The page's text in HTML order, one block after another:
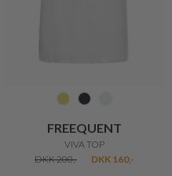
FREEQUENT
VIVA TOP
DKK 200,-
DKK 160,-